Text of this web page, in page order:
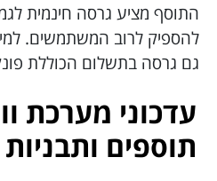
התוסף מציע גרסה חינמית
להספיק לרוב המשתמשים.
גם גרסה בתשלום הכוללת
עדכוני מערכת
תוספים ותבניות